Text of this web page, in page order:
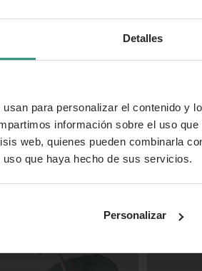
Detalles
para personalizar el contenido y
información sobre el uso
web, quienes pueden combinarla
que haya hecho de sus servicios.
Personalizar
clásica Gerbera
6,99 €
Colores